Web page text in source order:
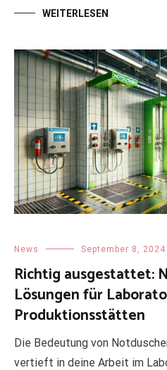
WEITERLESEN
News September 8, 2024
Richtig ausgestattet:
Lösungen für
Produktionsstätten
Die Bedeutung von
vertieft in deine Arbeit im